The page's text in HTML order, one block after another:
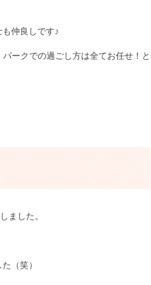
仲良しです♪
ークでの過ごし方は全てお任せ！と
ました。
（笑）